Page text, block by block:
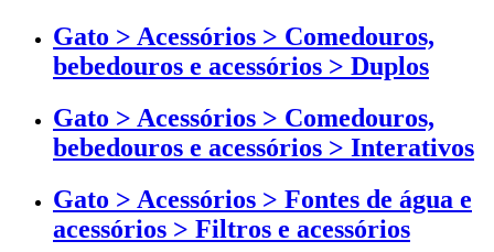
Gato > Acessórios > Comedouros,
bebedouros e acessórios > Duplos
Gato > Acessórios > Comedouros,
bebedouros e acessórios > Interativos
Gato > Acessórios > Fontes de água e
acessórios > Filtros e acessórios